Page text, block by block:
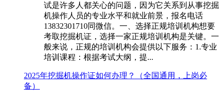
试是许多人都关心的问题，因为它关系到从事挖掘
机操作人员的专业水平和就业前景，报名电话
13832301710同微信。一、选择正规培训机构想要
考取挖掘机证，选择一家正规培训机构是关键。一
般来说，正规的培训机构会提供以下服务：1.专业
培训课程：根据考试大纲，提...
2025年挖掘机操作证如何办理？（全国通用，上岗必
备）